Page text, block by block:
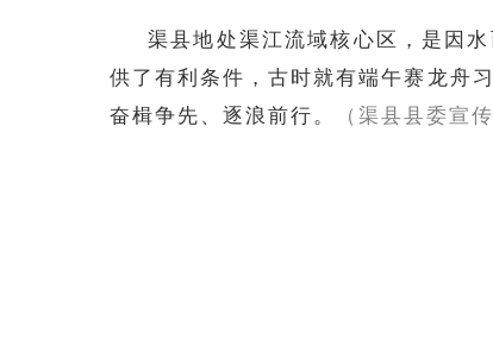
渠县地处渠江流域核心区，是因
供了有利条件，古时就有端午赛龙舟
奋楫争先、逐浪前行。
（渠县县委宣